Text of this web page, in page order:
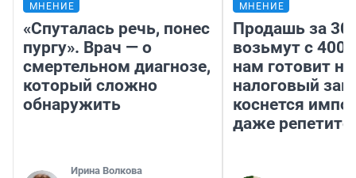
МНЕНИЕ
«Спуталась речь, понес
пургу». Врач — о
смертельном диагнозе,
который сложно
обнаружить
Ирина Волкова
МНЕНИЕ
Продашь за
возьмут с
нам готовит
налоговый
коснется
даже